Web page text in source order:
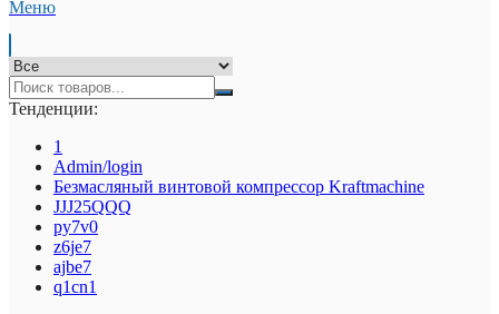
Меню
Тенденции:
1
Admin/login
Безмасляный винтовой компрессор Kraftmaсhine
JJJ25QQQ
py7v0
z6je7
ajbe7
q1cn1